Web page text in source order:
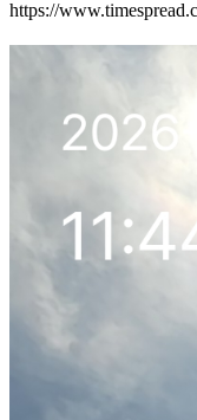
https://